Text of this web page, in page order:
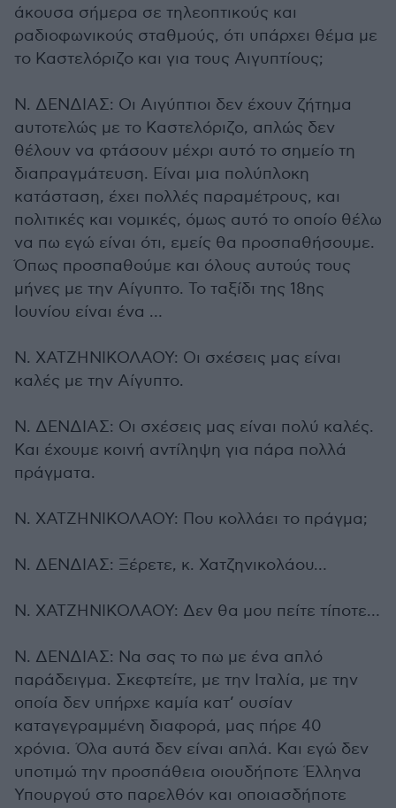
άκουσα σήμερα σε τηλεοπτικούς και
ραδιοφωνικούς σταθμούς, ότι υπάρχει θέμα με
το Καστελόριζο και για τους Αιγυπτίους;
Ν. ΔΕΝΔΙΑΣ: Οι Αιγύπτιοι δεν έχουν ζήτημα
αυτοτελώς με το Καστελόριζο, απλώς δεν
θέλουν να φτάσουν μέχρι αυτό το σημείο τη
διαπραγμάτευση. Είναι μια πολύπλοκη
κατάσταση, έχει πολλές παραμέτρους, και
πολιτικές και νομικές, όμως αυτό το οποίο θέλω
να πω εγώ είναι ότι, εμείς θα προσπαθήσουμε.
Όπως προσπαθούμε και όλους αυτούς τους
μήνες με την Αίγυπτο. Το ταξίδι της 18ης
Ιουνίου είναι ένα …
Ν. ΧΑΤΖΗΝΙΚΟΛΑΟΥ: Οι σχέσεις μας είναι
καλές με την Αίγυπτο.
Ν. ΔΕΝΔΙΑΣ: Οι σχέσεις μας είναι πολύ καλές.
Και έχουμε κοινή αντίληψη για πάρα πολλά
πράγματα.
Ν. ΧΑΤΖΗΝΙΚΟΛΑΟΥ: Που κολλάει το πράγμα;
Ν. ΔΕΝΔΙΑΣ: Ξέρετε, κ. Χατζηνικολάου…
Ν. ΧΑΤΖΗΝΙΚΟΛΑΟΥ: Δεν θα μου πείτε τίποτε…
Ν. ΔΕΝΔΙΑΣ: Να σας το πω με ένα απλό
παράδειγμα. Σκεφτείτε, με την Ιταλία, με την
οποία δεν υπήρχε καμία κατ’ ουσίαν
καταγεγραμμένη διαφορά, μας πήρε 40
χρόνια. Όλα αυτά δεν είναι απλά. Και εγώ δεν
υποτιμώ την προσπάθεια οιουδήποτε Έλληνα
Υπουργού στο παρελθόν και οποιασδήποτε